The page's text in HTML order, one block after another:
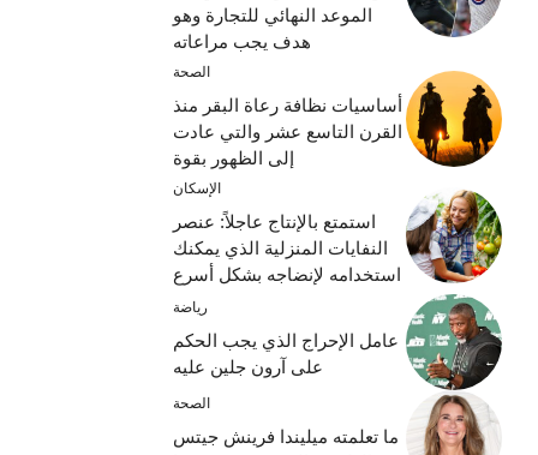
الموعد النهائي للتجارة وهو
هدف يجب مراعاته
الصحة
أساسيات نظافة رعاة البقر منذ
القرن التاسع عشر والتي عادت
إلى الظهور بقوة
الإسكان
استمتع بالإنتاج عاجلاً: عنصر
النفايات المنزلية الذي يمكنك
استخدامه لإنضاجه بشكل أسرع
رياضة
عامل الإحراج الذي يجب الحكم
على آرون جلين عليه
الصحة
ما تعلمته ميليندا فرينش جيتس